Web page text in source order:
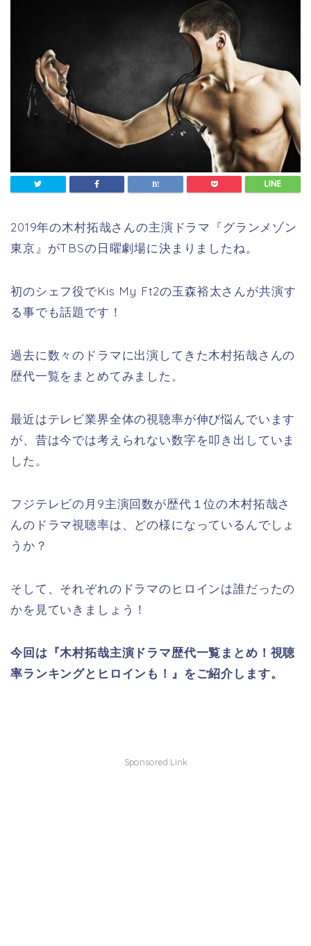
2019年の木村拓哉さんの主演ドラマ『グランメゾン
東京』がTBSの日曜劇場に決まりましたね。
初のシェフ役でKis My Ft2の玉森裕太さんが共演す
る事でも話題です！
過去に数々のドラマに出演してきた木村拓哉さんの
歴代一覧をまとめてみました。
最近はテレビ業界全体の視聴率が伸び悩んでいます
が、昔は今では考えられない数字を叩き出していま
した。
フジテレビの月9主演回数が歴代１位の木村拓哉さ
んのドラマ視聴率は、どの様になっているんでしょ
うか？
そして、それぞれのドラマのヒロインは誰だったの
かを見ていきましょう！
今回は『木村拓哉主演ドラマ歴代一覧まとめ！視聴
率ランキングとヒロインも！』をご紹介します。
Sponsored Link